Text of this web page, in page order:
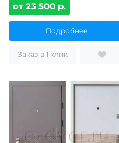
от 23 500 р.
Подробнее
Заказ в 1 клик